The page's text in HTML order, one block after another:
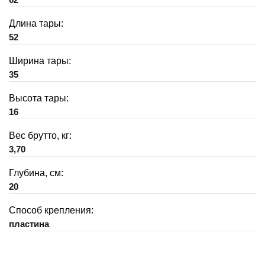
Длина тары:
52
Ширина тары:
35
Высота тары:
16
Вес брутто, кг:
3,70
Глубина, см:
20
Способ крепления:
пластина